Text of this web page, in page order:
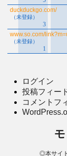
ログイン
投稿フィー
コメントフ
◎本サイ